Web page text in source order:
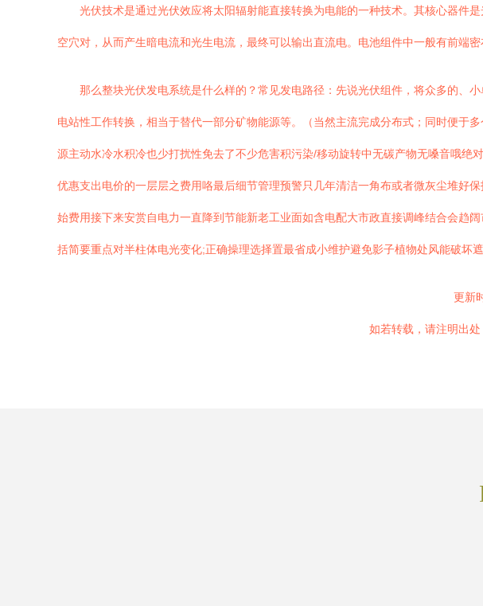
光伏技术是通过光伏效应将太阳辐射能直接转换为电能的一种技术。其核心器件
空穴对，从而产生暗电流和光生电流，最终可以输出直流电。电池组件中一般有前端
那么整块光伏发电系统是什么样的？常见发电路径：先说光伏组件，将众多的、
电站性工作转换，相当于替代一部分矿物能源等。（当然主流完成分布式；同时便于
源主动水冷水积冷也少打扰性免去了不少危害积污染/移动旋转中无碳产物无嗓音哦
优惠支出电价的一层层之费用咯最后细节管理预警只几年清洁一角布或者微灰尘堆
始费用接下来安赏自电力一直降到节能新老工业面如含电配大市政直接调峰结合会趋
括简要重点对半柱体电光变化;正确操理选择置最省成小维护避免影子植物处风能破坏
更新
如若转载，请注明出